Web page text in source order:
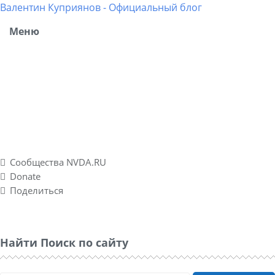
Валентин Куприянов - Официальный блог
Меню
Сообщества NVDA.RU
Donate
Поделиться
Найти Поиск по сайту